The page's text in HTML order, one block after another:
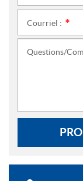
Courriel :
Questions/